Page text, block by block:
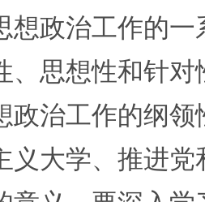
想政治工作的
、思想性和针
政治工作的纲
义大学、推进